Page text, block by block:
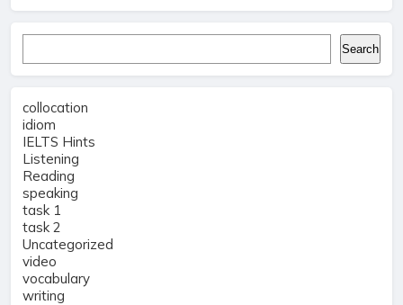
Search
collocation
idiom
IELTS Hints
Listening
Reading
speaking
task 1
task 2
Uncategorized
video
vocabulary
writing